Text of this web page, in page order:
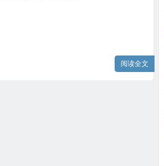
阅读全文